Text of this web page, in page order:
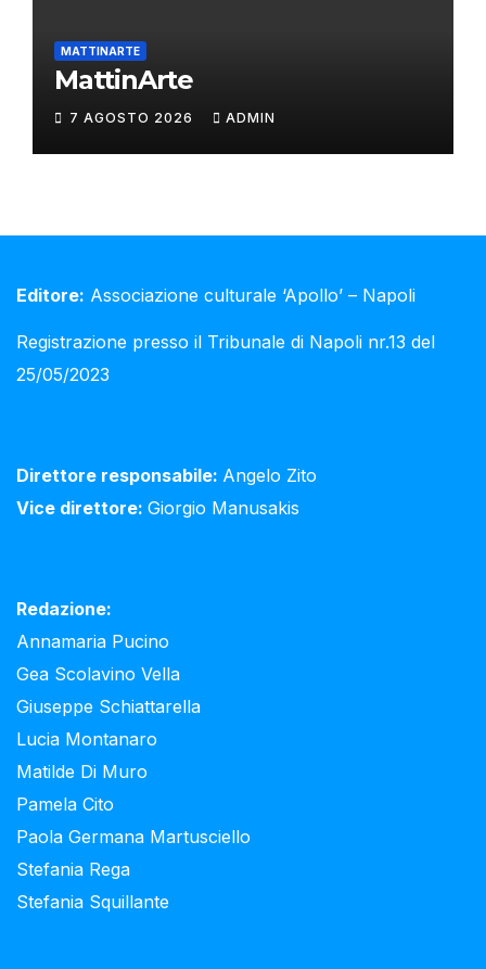
MATTINARTE
MattinArte
7 AGOSTO 2026 ADMIN
Editore: Associazione culturale ‘Apollo’ – Napoli
Registrazione presso il Tribunale di Napoli nr.13 del
25/05/2023
Direttore responsabile: Angelo Zito
Vice direttore: Giorgio Manusakis
Redazione:
Annamaria Pucino
Gea Scolavino Vella
Giuseppe Schiattarella
Lucia Montanaro
Matilde Di Muro
Pamela Cito
Paola Germana Martusciello
Stefania Rega
Stefania Squillante